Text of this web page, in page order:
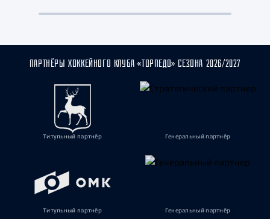
ПАРТНЁРЫ ХОККЕЙНОГО КЛУБА «ТОРПЕДО» СЕЗОНА 2026/2027
Титульный партнёр Генеральный партнёр
Титульный партнёр Генеральный партнёр